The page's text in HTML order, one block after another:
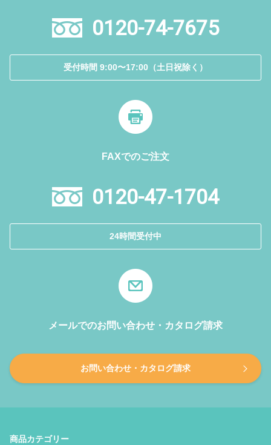
0120-74-7675
受付時間 9:00〜17:00（土日祝除く）
FAXでのご注文
0120-47-1704
24時間受付中
メールでのお問い合わせ・カタログ請求
お問い合わせ・カタログ請求
商品カテゴリー